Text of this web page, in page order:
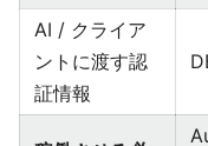
AI / クライア
ントに渡す認
証情報